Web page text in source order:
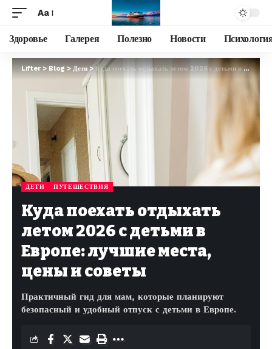
Aa
Здоровье Галерея Полезно Новости
Lifter>Blog>Дети>Куда поехать отдыхать летом 2026 с детьми в Европе: лучшие места, цены и советы
ДЕТИ ПУТЕШЕСТВИЯ
Куда поехать отдыхать
летом 2026 с детьми в
Европе: лучшие места,
цены и советы
Практичный гид для мам, которые планируют
безопасный и удобный отпуск с детьми в Европе.